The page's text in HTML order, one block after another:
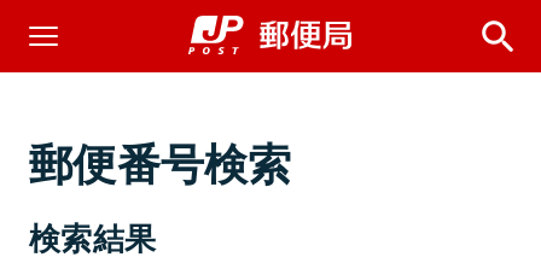
郵便番号検索
検索結果